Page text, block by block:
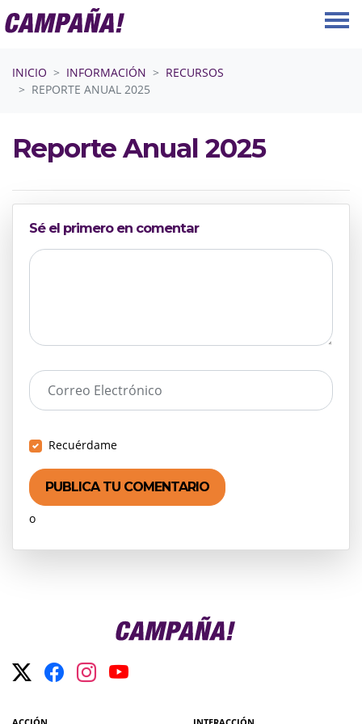
INICIO
INFORMACIÓN
RECURSOS
REPORTE ANUAL 2025
Reporte Anual 2025
Sé el primero en comentar
Correo Electrónico
Recuérdame
o